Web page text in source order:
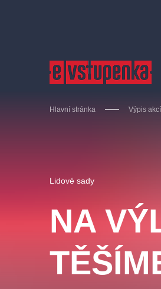
Hlavní stránka Výpis akcí
Lidové sady
NA